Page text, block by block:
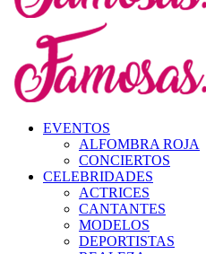
EVENTOS
ALFOMBRA ROJA
CONCIERTOS
CELEBRIDADES
ACTRICES
CANTANTES
MODELOS
DEPORTISTAS